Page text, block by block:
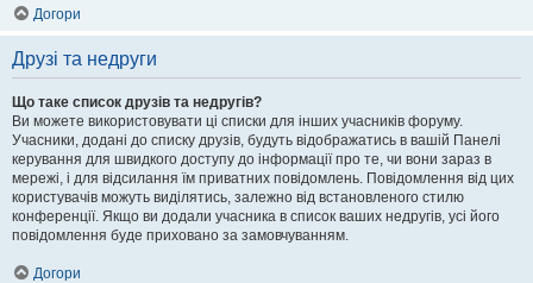
Догори
Друзі та недруги
Що таке список друзів та недругів?
Ви можете використовувати ці списки для інших учасників форуму.
Учасники, додані до списку друзів, будуть відображатись в вашій Панелі
керування для швидкого доступу до інформації про те, чи вони зараз в
мережі, і для відсилання їм приватних повідомлень. Повідомлення від цих
користувачів можуть виділятись, залежно від встановленого стилю
конференції. Якщо ви додали учасника в список ваших недругів, усі його
повідомлення буде приховано за замовчуванням.
Догори